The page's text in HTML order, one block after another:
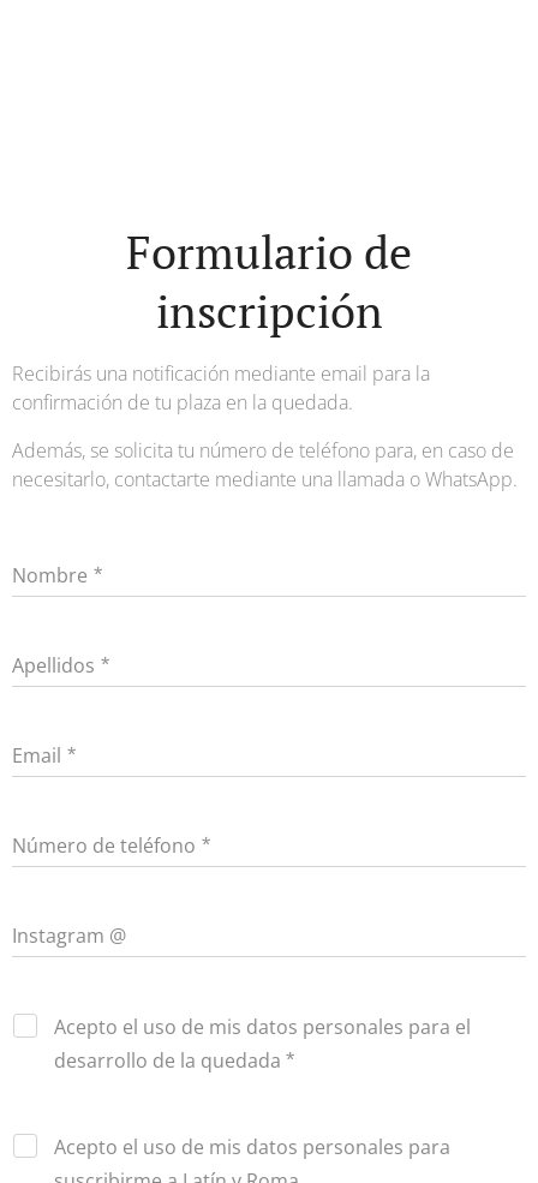
Formulario de
inscripción
Recibirás una notificación mediante email para la
confirmación de tu plaza en la quedada.
Además, se solicita tu número de teléfono para, en caso de
necesitarlo, contactarte mediante una llamada o WhatsApp.
Nombre
Apellidos
Email
Número de teléfono
Instagram @
Acepto el uso de mis datos personales para el
desarrollo de la quedada
Acepto el uso de mis datos personales para